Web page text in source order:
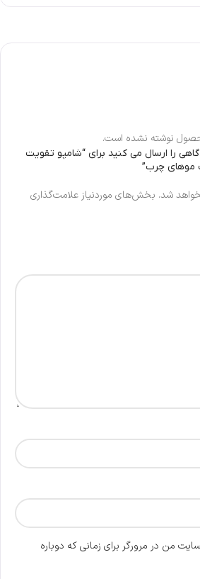
نوشته نشده است.
را ارسال می کنید برای “شامپو تقویت
موهای چرب”
شد. بخش‌های موردنیاز علامت‌گذاری
من در مرورگر برای زمانی که دوباره